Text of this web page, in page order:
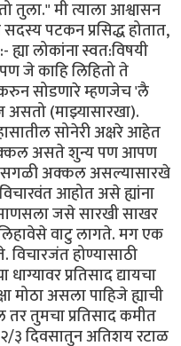
तुला." मी त्याला आश्वासन
पटकन प्रसिद्ध होतात,
लोकांना स्वत:विषयी
जे काहि लिहितो ते
सोडणारे म्हणजेच 'लै
(माझ्यासारखा).
सोनेरी अक्षरे आहेत
असते शुन्य पण आपण
सगळी अक्कल असल्यासारखे
आहोत असे ह्यांना
जसे सारखी साखर
वाटु लागते. मग एक
विचारजंत होण्यासाठी
प्रतिसाद द्यायचा
मोठा असला पाहिजे ह्याची
तुमचा प्रतिसाद कमीत
३ दिवसातुन अतिशय रटाळ